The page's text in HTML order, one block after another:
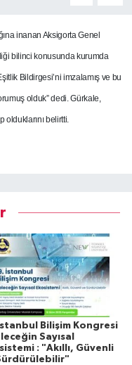
inanan Aksigorta Genel
bilinci konusunda kurumda
Bildirgesi’ni imzalamış ve bu
olduk” dedi.Gürkale,
olduklarını belirtti.
Bilişim Kongresi
Sayısal
: "Akıllı, Güvenli